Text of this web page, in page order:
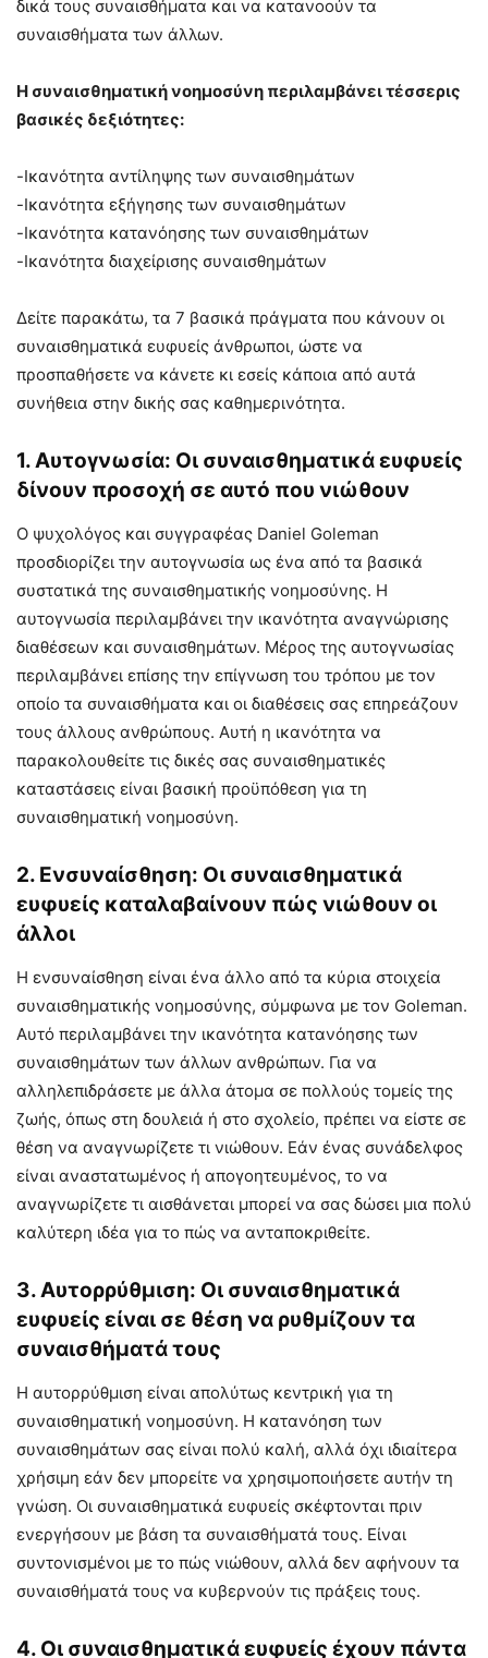
δικά τους συναισθήματα και να κατανοούν τα
συναισθήματα των άλλων.
Η συναισθηματική νοημοσύνη περιλαμβάνει τέσσερις
βασικές δεξιότητες:
-Ικανότητα αντίληψης των συναισθημάτων
-Ικανότητα εξήγησης των συναισθημάτων
-Ικανότητα κατανόησης των συναισθημάτων
-Ικανότητα διαχείρισης συναισθημάτων
Δείτε παρακάτω, τα 7 βασικά πράγματα που κάνουν οι
συναισθηματικά ευφυείς άνθρωποι, ώστε να
προσπαθήσετε να κάνετε κι εσείς κάποια από αυτά
συνήθεια στην δικής σας καθημερινότητα.
1. Αυτογνωσία: Οι συναισθηματικά ευφυείς
δίνουν προσοχή σε αυτό που νιώθουν
Ο ψυχολόγος και συγγραφέας Daniel Goleman
προσδιορίζει την αυτογνωσία ως ένα από τα βασικά
συστατικά της συναισθηματικής νοημοσύνης. Η
αυτογνωσία περιλαμβάνει την ικανότητα αναγνώρισης
διαθέσεων και συναισθημάτων. Μέρος της αυτογνωσίας
περιλαμβάνει επίσης την επίγνωση του τρόπου με τον
οποίο τα συναισθήματα και οι διαθέσεις σας επηρεάζουν
τους άλλους ανθρώπους. Αυτή η ικανότητα να
παρακολουθείτε τις δικές σας συναισθηματικές
καταστάσεις είναι βασική προϋπόθεση για τη
συναισθηματική νοημοσύνη.
2. Ενσυναίσθηση: Οι συναισθηματικά
ευφυείς καταλαβαίνουν πώς νιώθουν οι
άλλοι
Η ενσυναίσθηση είναι ένα άλλο από τα κύρια στοιχεία
συναισθηματικής νοημοσύνης, σύμφωνα με τον Goleman.
Αυτό περιλαμβάνει την ικανότητα κατανόησης των
συναισθημάτων των άλλων ανθρώπων. Για να
αλληλεπιδράσετε με άλλα άτομα σε πολλούς τομείς της
ζωής, όπως στη δουλειά ή στο σχολείο, πρέπει να είστε σε
θέση να αναγνωρίζετε τι νιώθουν. Εάν ένας συνάδελφος
είναι αναστατωμένος ή απογοητευμένος, το να
αναγνωρίζετε τι αισθάνεται μπορεί να σας δώσει μια πολύ
καλύτερη ιδέα για το πώς να ανταποκριθείτε.
3. Αυτορρύθμιση: Οι συναισθηματικά
ευφυείς είναι σε θέση να ρυθμίζουν τα
συναισθήματά τους
Η αυτορρύθμιση είναι απολύτως κεντρική για τη
συναισθηματική νοημοσύνη. Η κατανόηση των
συναισθημάτων σας είναι πολύ καλή, αλλά όχι ιδιαίτερα
χρήσιμη εάν δεν μπορείτε να χρησιμοποιήσετε αυτήν τη
γνώση. Οι συναισθηματικά ευφυείς σκέφτονται πριν
ενεργήσουν με βάση τα συναισθήματά τους. Είναι
συντονισμένοι με το πώς νιώθουν, αλλά δεν αφήνουν τα
συναισθήματά τους να κυβερνούν τις πράξεις τους.
4. Οι συναισθηματικά ευφυείς έχουν πάντα